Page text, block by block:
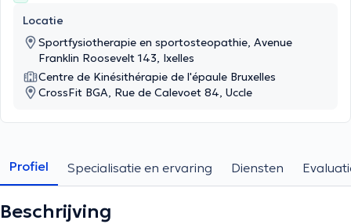
Locatie
Sportfysiotherapie en sportosteopathie, Avenue
Franklin Roosevelt 143, Ixelles
Centre de Kinésithérapie de l'épaule Bruxelles
CrossFit BGA, Rue de Calevoet 84, Uccle
Profiel Specialisatie en ervaring Diensten
Beschrijving